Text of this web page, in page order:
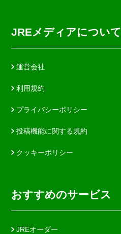
JREメディアについて
運営会社
利用規約
プライバシーポリシー
投稿機能に関する規約
クッキーポリシー
おすすめのサービス
JREオーダー